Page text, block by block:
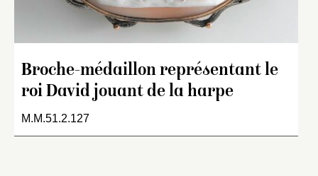
Broche-médaillon représentant le
roi David jouant de la harpe
M.M.51.2.127